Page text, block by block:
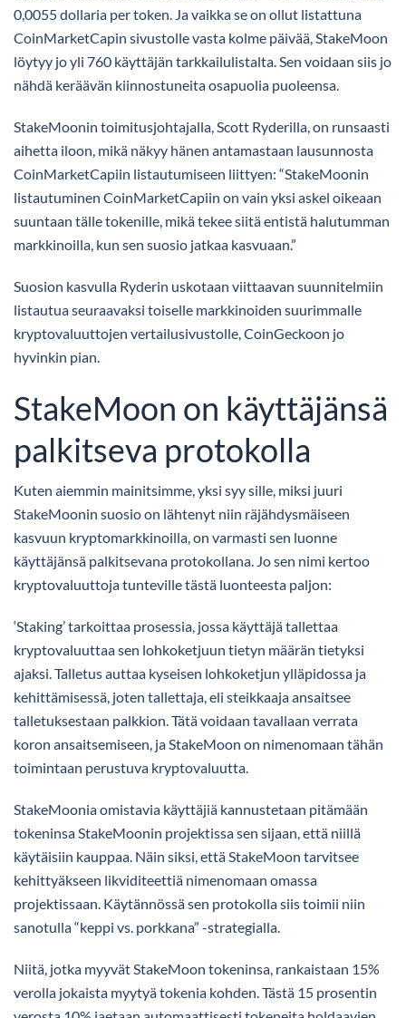
0,0055 dollaria per token. Ja vaikka se on ollut listattuna
CoinMarketCapin sivustolle vasta kolme päivää, StakeMoon
löytyy jo yli 760 käyttäjän tarkkailulistalta. Sen voidaan siis jo
nähdä keräävän kiinnostuneita osapuolia puoleensa.
StakeMoonin toimitusjohtajalla, Scott Ryderilla, on runsaasti
aihetta iloon, mikä näkyy hänen antamastaan lausunnosta
CoinMarketCapiin listautumiseen liittyen: “StakeMoonin
listautuminen CoinMarketCapiin on vain yksi askel oikeaan
suuntaan tälle tokenille, mikä tekee siitä entistä halutumman
markkinoilla, kun sen suosio jatkaa kasvuaan.”
Suosion kasvulla Ryderin uskotaan viittaavan suunnitelmiin
listautua seuraavaksi toiselle markkinoiden suurimmalle
kryptovaluuttojen vertailusivustolle, CoinGeckoon jo
hyvinkin pian.
StakeMoon on käyttäjänsä
palkitseva protokolla
Kuten aiemmin mainitsimme, yksi syy sille, miksi juuri
StakeMoonin suosio on lähtenyt niin räjähdysmäiseen
kasvuun kryptomarkkinoilla, on varmasti sen luonne
käyttäjänsä palkitsevana protokollana. Jo sen nimi kertoo
kryptovaluuttoja tunteville tästä luonteesta paljon:
‘Staking’ tarkoittaa prosessia, jossa käyttäjä tallettaa
kryptovaluuttaa sen lohkoketjuun tietyn määrän tietyksi
ajaksi. Talletus auttaa kyseisen lohkoketjun ylläpidossa ja
kehittämisessä, joten tallettaja, eli steikkaaja ansaitsee
talletuksestaan palkkion. Tätä voidaan tavallaan verrata
koron ansaitsemiseen, ja StakeMoon on nimenomaan tähän
toimintaan perustuva kryptovaluutta.
StakeMoonia omistavia käyttäjiä kannustetaan pitämään
tokeninsa StakeMoonin projektissa sen sijaan, että niillä
käytäisiin kauppaa. Näin siksi, että StakeMoon tarvitsee
kehittyäkseen likviditeettiä nimenomaan omassa
projektissaan. Käytännössä sen protokolla siis toimii niin
sanotulla “keppi vs. porkkana” -strategialla.
Niitä, jotka myyvät StakeMoon tokeninsa, rankaistaan 15%
verolla jokaista myytyä tokenia kohden. Tästä 15 prosentin